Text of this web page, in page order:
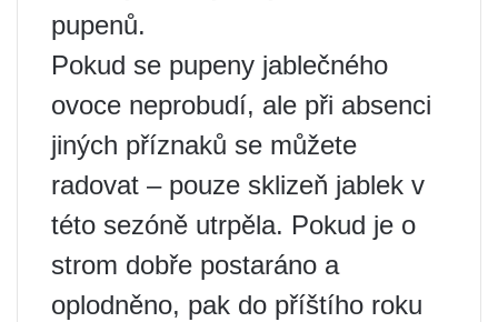
pupenů.
Pokud se pupeny jablečného
ovoce neprobudí, ale při absenci
jiných příznaků se můžete
radovat – pouze sklizeň jablek v
této sezóně utrpěla. Pokud je o
strom dobře postaráno a
oplodněno, pak do příštího roku